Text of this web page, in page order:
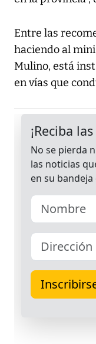
Entre las
haciendo al
Mulino, está
en vías que